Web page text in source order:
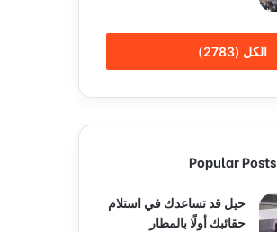
الكل (2783)
Popular Posts
حيل قد تساعدك في استلام
حقائبك أولًا بالمطار